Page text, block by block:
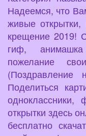
Надеемся, что
живые открытки,
крещение 2019!
гиф,
пожелание
(Поздравление
Поделиться
открытки здесь
бесплатно